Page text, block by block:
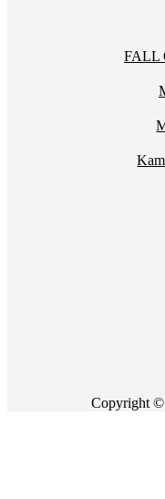
FALL
Copyright ©